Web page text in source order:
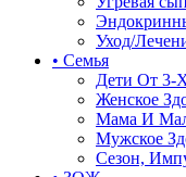
Уход/
• Семья
Дети От 3-
Женское
Мама И
Мужское
Сезон,